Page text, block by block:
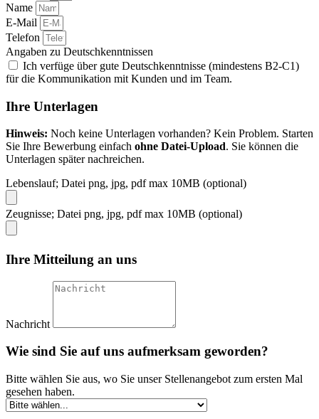
Name
E-Mail
Telefon
Angaben zu Deutschkenntnissen
Ich verfüge über gute Deutschkenntnisse (mindestens B2-C1)
für die Kommunikation mit Kunden und im Team.
Ihre Unterlagen
Hinweis: Noch keine Unterlagen vorhanden? Kein Problem. Starten
Sie Ihre Bewerbung einfach ohne Datei-Upload. Sie können die
Unterlagen später nachreichen.
Lebenslauf; Datei png, jpg, pdf max 10MB (optional)
Zeugnisse; Datei png, jpg, pdf max 10MB (optional)
Ihre Mitteilung an uns
Nachricht
Wie sind Sie auf uns aufmerksam geworden?
Bitte wählen Sie aus, wo Sie unser Stellenangebot zum ersten Mal
gesehen haben.